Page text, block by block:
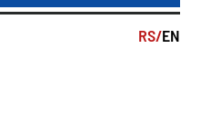
RS/EN